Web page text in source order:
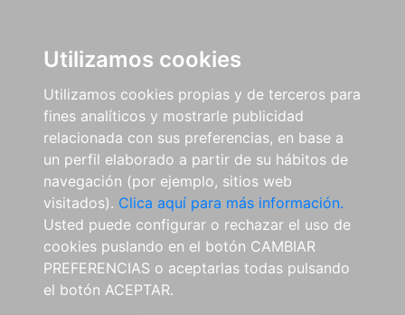
Utilizamos cookies
Utilizamos cookies propias y de terceros para
fines analíticos y mostrarle publicidad
relacionada con sus preferencias, en base a
un perfil elaborado a partir de su hábitos de
navegación (por ejemplo, sitios web
visitados). Clica aquí para más información.
Usted puede configurar o rechazar el uso de
cookies puslando en el botón CAMBIAR
PREFERENCIAS o aceptarlas todas pulsando
el botón ACEPTAR.